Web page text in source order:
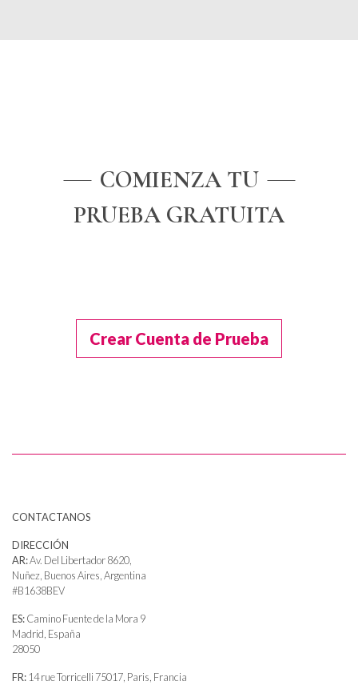
COMIENZA TU
PRUEBA GRATUITA
Crear Cuenta de Prueba
CONTACTANOS
DIRECCIÓN
AR:Av. Del Libertador 8620,
Nuñez, Buenos Aires, Argentina
#B1638BEV
ES:Camino Fuente de la Mora 9
Madrid, España
28050
FR:14 rue Torricelli 75017, Paris, Francia